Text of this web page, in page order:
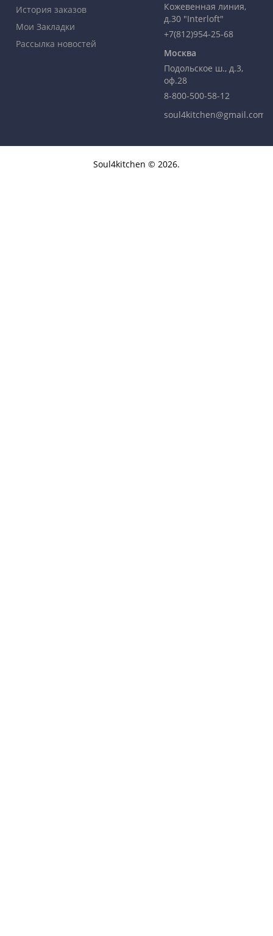
История заказов
Мои Закладки
Рассылка новостей
Кожевенная линия,
д.30 "Interloft"
+7(812)954-25-68
Москва
Подольское ш., д.3,
оф.28
8-800-500-58-12
soul4kitchen@gmail.com
Soul4kitchen © 2026.